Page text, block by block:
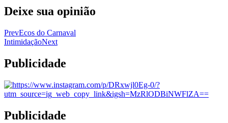
Deixe sua opinião
PrevEcos do Carnaval
IntimidaçãoNext
Publicidade
Publicidade